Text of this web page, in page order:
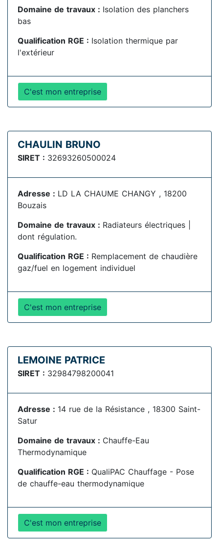
Domaine de travaux : Isolation des planchers
bas
Qualification RGE : Isolation thermique par
l'extérieur
C'est mon entreprise
CHAULIN BRUNO
SIRET : 32693260500024
Adresse : LD LA CHAUME CHANGY , 18200
Bouzais
Domaine de travaux : Radiateurs électriques |
dont régulation.
Qualification RGE : Remplacement de chaudière
gaz/fuel en logement individuel
C'est mon entreprise
LEMOINE PATRICE
SIRET : 32984798200041
Adresse : 14 rue de la Résistance , 18300 Saint-
Satur
Domaine de travaux : Chauffe-Eau
Thermodynamique
Qualification RGE : QualiPAC Chauffage - Pose
de chauffe-eau thermodynamique
C'est mon entreprise